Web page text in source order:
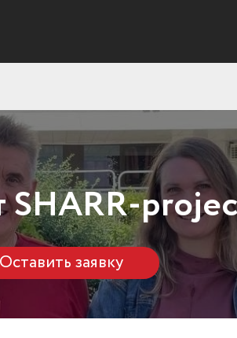
SHARR-
Оставить заявку